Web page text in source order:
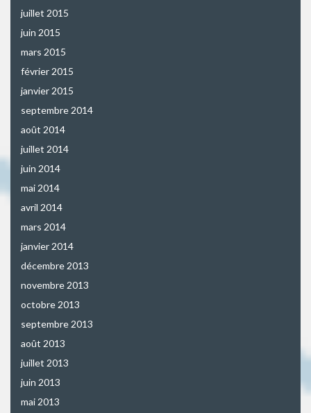
juillet 2015
juin 2015
mars 2015
février 2015
janvier 2015
septembre 2014
août 2014
juillet 2014
juin 2014
mai 2014
avril 2014
mars 2014
janvier 2014
décembre 2013
novembre 2013
octobre 2013
septembre 2013
août 2013
juillet 2013
juin 2013
mai 2013